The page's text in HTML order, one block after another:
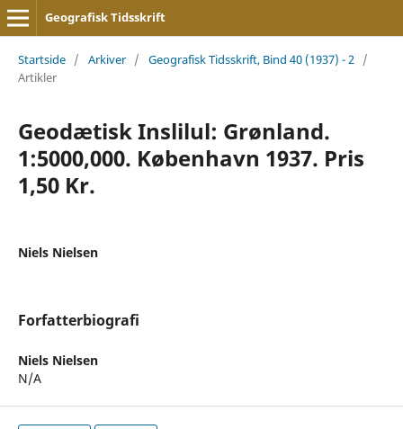
Geografisk Tidsskrift
Startside / Arkiver / Geografisk Tidsskrift, Bind 40 (1937) - 2 /
Artikler
Geodætisk Inslilul: Grønland.
1:5000,000. København 1937. Pris
1,50 Kr.
Niels Nielsen
Forfatterbiografi
Niels Nielsen
N/A